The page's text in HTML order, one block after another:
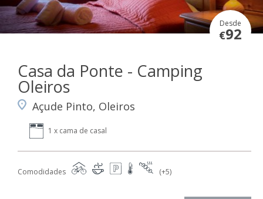
Desde
€92
Casa da Ponte - Camping
Oleiros
Açude Pinto, Oleiros
1 x cama de casal
Comodidades (+5)